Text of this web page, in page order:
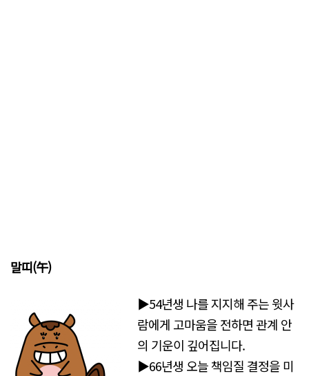
말띠(午)
▶54년생 나를 지지해 주는 윗사
람에게 고마움을 전하면 관계 안
의 기운이 깊어집니다.
▶66년생 오늘 책임질 결정을 미